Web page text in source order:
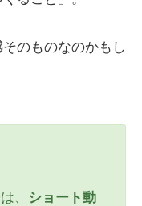
のものなのかもし
、 ショート動